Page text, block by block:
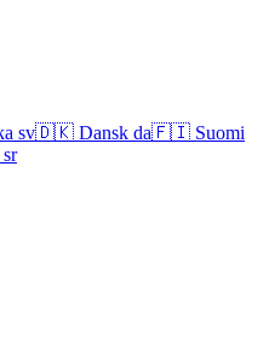
sv🇩🇰 Dansk da🇫🇮 Suomi
sr